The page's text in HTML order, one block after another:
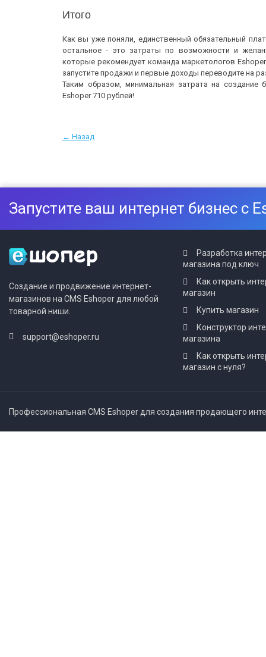
Итого
Как вы уже поняли, единственный обязательный
остальное - это затраты по возможности и
которые рекомендует команда маркетологов
запустите продажи и первые доходы переводите на
Таким образом, минимальная затрата на создание
Eshoper 710 рублей!
← Назад
Запустите ваш интернет бизнес с
Создание и продвижение интернет-
магазинов на CMS Eshoper для любой
товарной ниши.
support@eshoper.ru
Разработка
магазина под ключ
Как открыть
магазин
Купить магазин
Конструктор
магазина
Как открыть
магазин с нуля?
Профессиональная CMS Eshoper для создания продающего